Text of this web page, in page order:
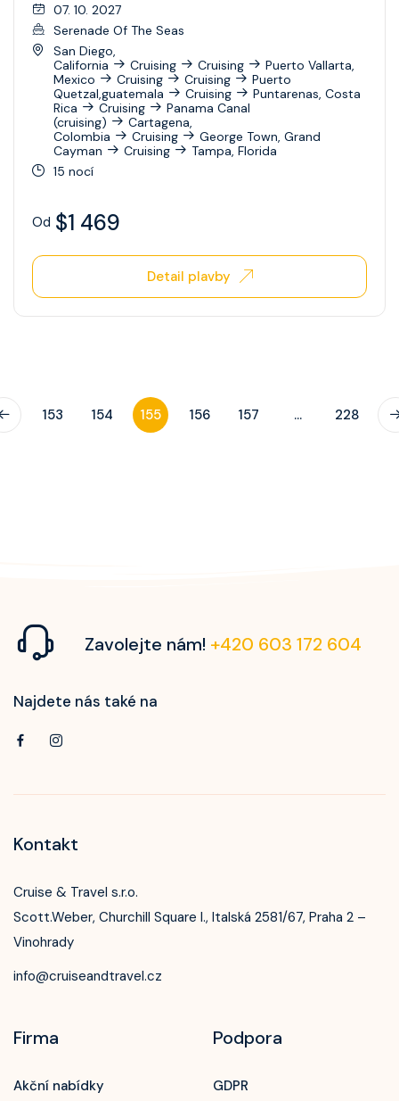
07. 10. 2027
Serenade Of The Seas
San Diego,
California
Cruising Cruising
Puerto Vallarta,
Mexico
Cruising Cruising
Puerto
Quetzal,guatemala
Cruising
Puntarenas, Costa
Rica
Cruising
Panama Canal
(cruising)
Cartagena,
Colombia
Cruising
George Town, Grand
Cayman
Cruising
Tampa, Florida
15 nocí
Od $1 469
Detail plavby
153 154 155 156 157 ... 228
Zavolejte nám! +420 603 172 604
Najdete nás také na
Kontakt
Cruise & Travel s.r.o.
Scott.Weber, Churchill Square I., Italská 2581/67, Praha 2 –
Vinohrady
info@cruiseandtravel.cz
Firma
Akční nabídky
Podpora
GDPR